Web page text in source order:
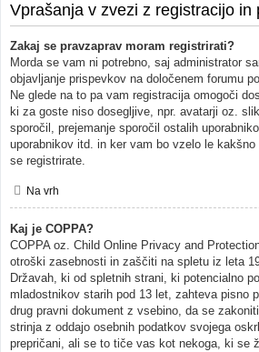
Vprašanja v zvezi z registracijo in
Zakaj se pravzaprav moram registrirati?
Morda se vam ni potrebno, saj administrator
objavljanje prispevkov na določenem forumu
Ne glede na to pa vam registracija omogoči
ki za goste niso dosegljive, npr. avatarji oz.
sporočil, prejemanje sporočil ostalih
uporabnikov itd. in ker vam bo vzelo le
se registrirate.
Na vrh
Kaj je COPPA?
COPPA oz. Child Online Privacy and
otroški zasebnosti in zaščiti na spletu iz leta
Državah, ki od spletnih strani, ki potencialno
mladostnikov starih pod 13 let, zahteva pisno
drug pravni dokument z vsebino, da se
strinja z oddajo osebnih podatkov svojega
prepričani, ali se to tiče vas kot nekoga, ki se